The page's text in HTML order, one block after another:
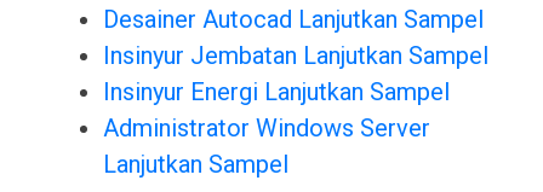
Desainer Autocad Lanjutkan Sampel
Insinyur Jembatan Lanjutkan Sampel
Insinyur Energi Lanjutkan Sampel
Administrator Windows Server
Lanjutkan Sampel